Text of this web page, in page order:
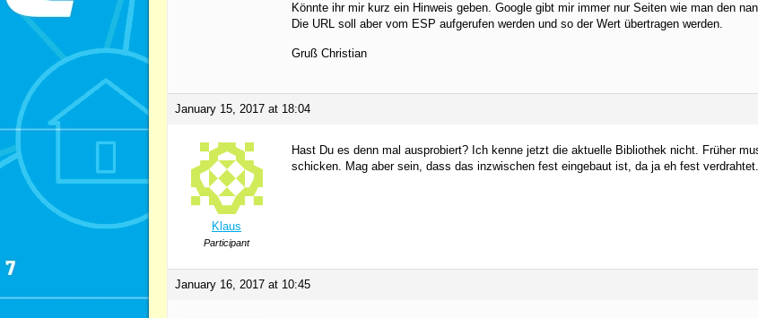
Könnte ihr mir kurz ein Hinweis geben. Google gibt mir immer nur Seiten wie man den
Die URL soll aber vom ESP aufgerufen werden und so der Wert übertragen werden.
Gruß Christian
January 15, 2017 at 18:04
Klaus
Participant
Hast Du es denn mal ausprobiert? Ich kenne jetzt die aktuelle Bibliothek nicht. Früher
schicken. Mag aber sein, dass das inzwischen fest eingebaut ist, da ja eh fest
January 16, 2017 at 10:45